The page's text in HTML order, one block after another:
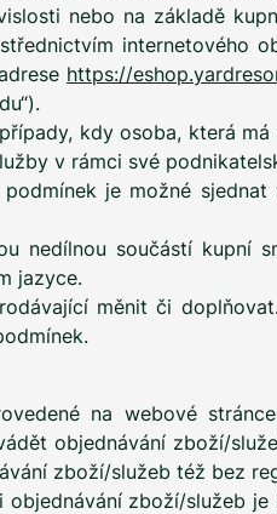
nebo na základě
internetového
https://
kdy osoba, která
v rámci své
je možné
nedílnou součástí
jazyce.
měnit či
na webové
objednávání zboží/
zboží/služeb též bez
zboží/služeb